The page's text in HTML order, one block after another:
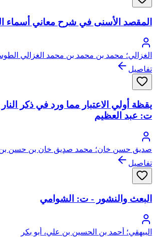
المقصد الأسنى في شرح معاني أسماء
الغزالي؛ محمد بن محمد بن محمد الغزالي
الإسلام
تفاصيل
يقظة أولي الاعتبار مما ورد في ذكر
ت: عبد العظيم
صديق حسن خان؛ محمد صديق خان بن حسن بن
الحسيني البخاري القنوجي، أبو الطيب
تفاصيل
البعث والنشور - ت: الشوامي
البيهقي؛ أحمد بن الحسين بن علي، أبو بكر